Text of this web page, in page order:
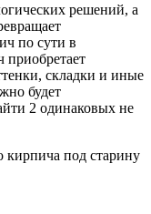
решений, а
по сути в
приобретает
складки и иные
будет
2 одинаковых не
кирпича под старину